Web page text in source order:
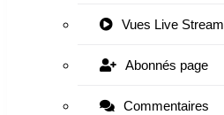
Vues Live Stream
Abonnés page
Commentaires